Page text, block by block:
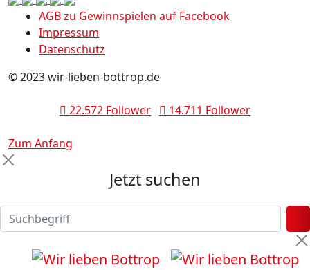
AGB zu Gewinnspielen auf Facebook
Impressum
Datenschutz
© 2023 wir-lieben-bottrop.de
22.572 Follower 14.711 Follower
Zum Anfang
Jetzt suchen